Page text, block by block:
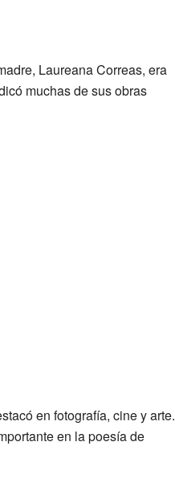
Laureana Correas, era
muchas de sus obras
en fotografía, cine y arte.
en la poesía de